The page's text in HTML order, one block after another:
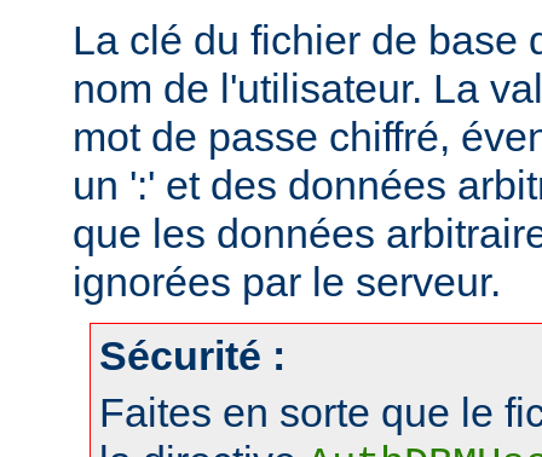
La clé du fichier de base
nom de l'utilisateur. La
mot de passe chiffré,
un ':' et des données
que les données
ignorées par le serveur.
Sécurité :
Faites en sorte que le